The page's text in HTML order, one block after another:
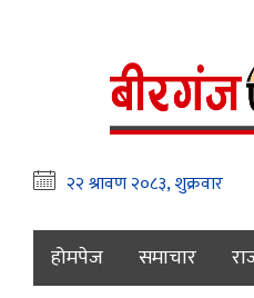
होमपेज समाचार